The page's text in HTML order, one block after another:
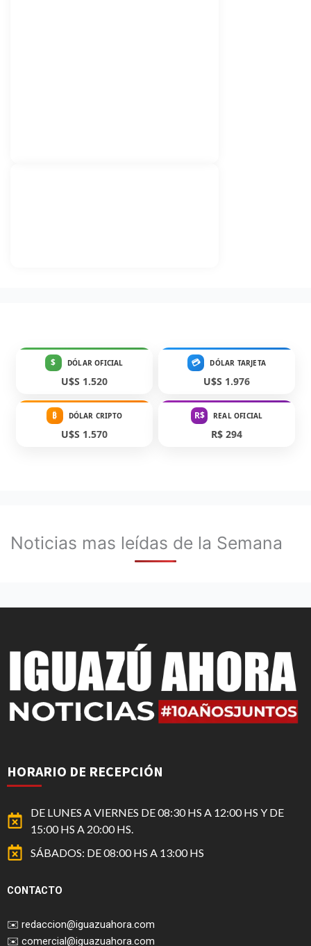
$ DÓLAR OFICIAL
U$S 1.520
💳 DÓLAR TARJETA
U$S 1.976
₿ DÓLAR CRIPTO
U$S 1.570
R$ REAL OFICIAL
R$ 294
Noticias mas leídas de la Semana
HORARIO DE RECEPCIÓN
DE LUNES A VIERNES DE 08:30 HS A 12:00 HS Y DE
15:00 HS A 20:00 HS.
SÁBADOS: DE 08:00 HS A 13:00 HS
CONTACTO
✉️ redaccion@iguazuahora.com
✉️ comercial@iguazuahora.com